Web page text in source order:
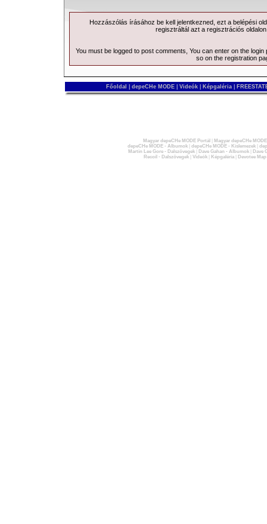
Hozzászólás írásához be kell jelentkezned, ezt a belépési
regisztráltál azt a regisztrációs
You must be logged to post comments, You can enter on the login
so on the registration
Főoldal depeCHe MODE Videók Képgaléria
Magyar depeCHe MODE Portál
Magyar depeCHe
depeCHe MODE - Albumok| depeCHe MODE - Kislemezek|
Martin Lee Gore - Dalszövegek| Dave Gahan - Albumok|
Dave
Recoil - Dalszövegek| Videók| Képgaléria| Devotee Map